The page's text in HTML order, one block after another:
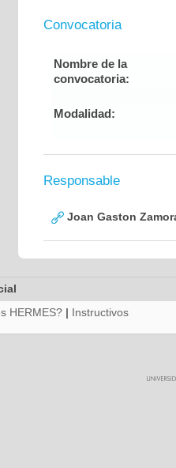
Convocatoria
Nombre de la
convocatoria:
Modalidad:
Responsable
Joan Gaston
HERMES? | Instructivos